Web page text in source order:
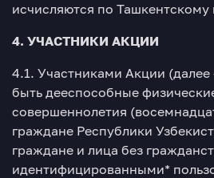
исчисляются по Ташкентскому
4. УЧАСТНИКИ АКЦИИ
4.1. Участниками Акции
быть дееспособные
совершеннолетия
граждане Республики
граждане и лица без
идентифицированными*